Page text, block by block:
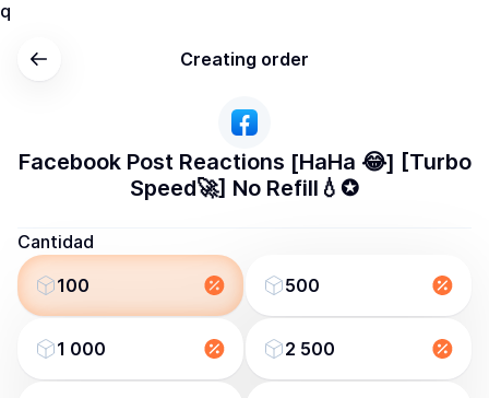
q
Creating order
Facebook Post Reactions [HaHa 😂] [Turbo
Speed🚀] No Refill💧✪
Cantidad
100
500
1 000 2 500